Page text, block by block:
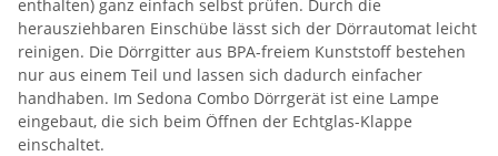
enthalten) ganz einfach selbst prüfen. Durch die
herausziehbaren Einschübe lässt sich der Dörrautomat leicht
reinigen. Die Dörrgitter aus BPA-freiem Kunststoff bestehen
nur aus einem Teil und lassen sich dadurch einfacher
handhaben. Im Sedona Combo Dörrgerät ist eine Lampe
eingebaut, die sich beim Öffnen der Echtglas-Klappe
einschaltet.